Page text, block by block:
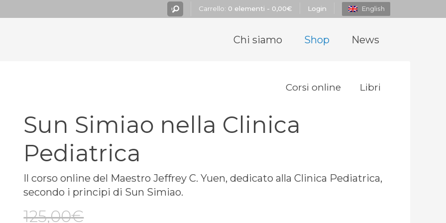
Carrello: 0 elementi - 0,00€ Login English
Chi siamo Shop News
Corsi online Libri
Sun Simiao nella Clinica
Pediatrica
Il corso online del Maestro Jeffrey C. Yuen, dedicato alla Clinica Pediatrica,
secondo i principi di Sun Simiao.
125,00€